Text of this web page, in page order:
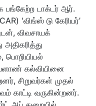
பங்கேற்ற டாக்டர் ஆர்.
'விங்ஸ் டு கேரியர்’
விவசாயக்
பொறியியல்
கல்வியினை
சிறுவர்கள் முதல்
காட்டி வருகின்றனர்.